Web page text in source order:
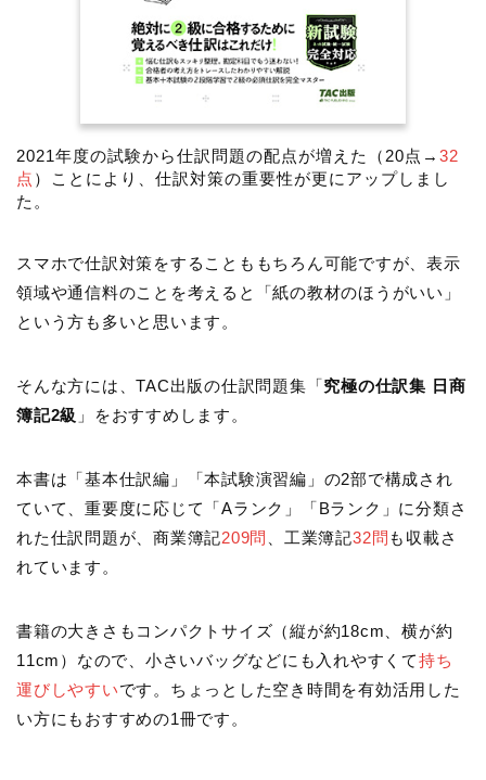
2021年度の試験から仕訳問題の配点が増えた（20点→ 32
点 ）ことにより、仕訳対策の重要性が更にアップしまし
た。
スマホで仕訳対策をすることももちろん可能ですが、表示
領域や通信料のことを考えると「紙の教材のほうがいい」
という方も多いと思います。
そんな方には、TAC出版の仕訳問題集「究極の仕訳集 日商
簿記2級 」をおすすめします。
本書は「基本仕訳編」「本試験演習編」の2部で構成され
ていて、重要度に応じて「Aランク」「Bランク」に分類さ
れた仕訳問題が、商業簿記209問 、工業簿記32問 も収載さ
れています。
書籍の大きさもコンパクトサイズ（縦が約18cm、横が約
11cm）なので、小さいバッグなどにも入れやすくて持ち
運びしやすいです。ちょっとした空き時間を有効活用した
い方にもおすすめの1冊です。